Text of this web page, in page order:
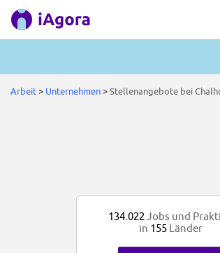
Arbeit> Unternehmen>Stellenangebote bei
134.022 Jobs und
in 155Länder